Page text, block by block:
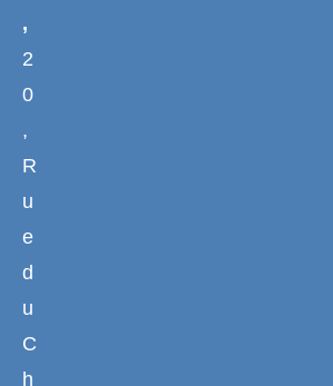
,
2
0
,
R
u
e
d
u
C
h